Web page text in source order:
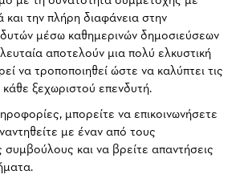
και την πλήρη διαφάνεια στην
μέσω καθημερινών δημοσιεύσεων
αποτελούν μια πολύ ελκυστική
να τροποποιηθεί ώστε να καλύπτει τις
ξεχωριστού επενδυτή.
μπορείτε να επικοινωνήσετε
με έναν από τους
συμβούλους και να βρείτε απαντήσεις